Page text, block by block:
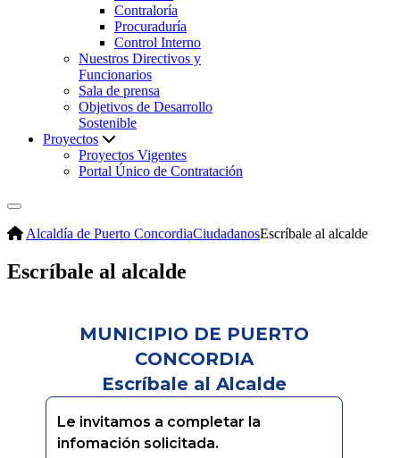
Contraloría
Procuraduría
Control Interno
Nuestros Directivos y
Funcionarios
Sala de prensa
Objetivos de Desarrollo
Sostenible
Proyectos
Proyectos Vigentes
Portal Único de Contratación
Alcaldía de Puerto ConcordiaCiudadanosEscríbale al alcalde
Escríbale al alcalde